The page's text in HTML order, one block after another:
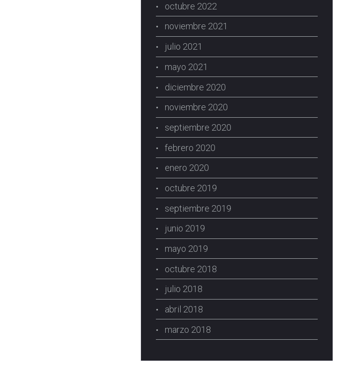
octubre 2022
noviembre 2021
julio 2021
mayo 2021
diciembre 2020
noviembre 2020
septiembre 2020
febrero 2020
enero 2020
octubre 2019
septiembre 2019
junio 2019
mayo 2019
octubre 2018
julio 2018
abril 2018
marzo 2018